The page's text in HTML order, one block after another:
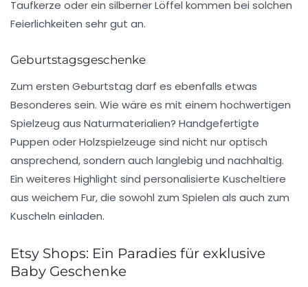
Taufkerze oder ein silberner Löffel kommen bei solchen
Feierlichkeiten sehr gut an.
Geburtstagsgeschenke
Zum ersten Geburtstag darf es ebenfalls etwas
Besonderes sein. Wie wäre es mit einem hochwertigen
Spielzeug aus Naturmaterialien? Handgefertigte
Puppen oder Holzspielzeuge sind nicht nur optisch
ansprechend, sondern auch langlebig und nachhaltig.
Ein weiteres Highlight sind personalisierte Kuscheltiere
aus weichem Fur, die sowohl zum Spielen als auch zum
Kuscheln einladen.
Etsy Shops: Ein Paradies für exklusive
Baby Geschenke